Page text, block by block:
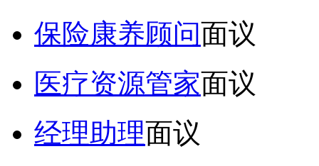
保险康养顾问面议
医疗资源管家面议
经理助理面议